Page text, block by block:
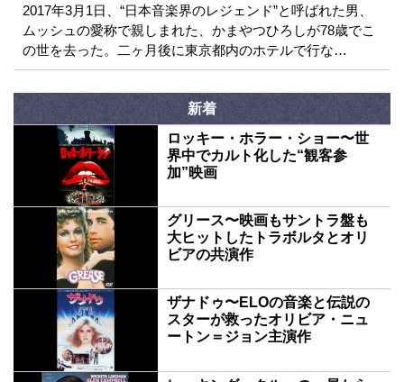
2017年3月1日、“日本音楽界のレジェンド”と呼ばれた男、
ムッシュの愛称で親しまれた、かまやつひろしが78歳でこ
の世を去った。二ヶ月後に東京都内のホテルで行な…
新着
ロッキー・ホラー・ショー〜世
界中でカルト化した“観客参
加”映画
グリース〜映画もサントラ盤も
大ヒットしたトラボルタとオリ
ビアの共演作
ザナドゥ〜ELOの音楽と伝説の
スターが救ったオリビア・ニュ
ートン＝ジョン主演作